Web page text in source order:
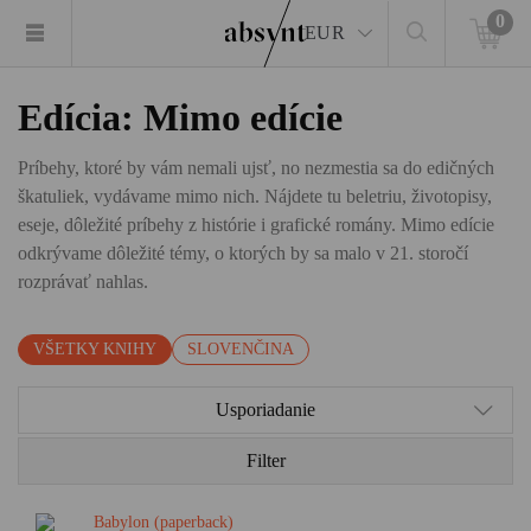
EUR
0
Edícia: Mimo edície
Príbehy, ktoré by vám nemali ujsť, no nezmestia sa do edičných
škatuliek, vydávame mimo nich. Nájdete tu beletriu, životopisy,
eseje, dôležité príbehy z histórie i grafické romány. Mimo edície
odkrývame dôležité témy, o ktorých by sa malo v 21. storočí
rozprávať nahlas.
VŠETKY KNIHY SLOVENČINA
Usporiadanie
Filter